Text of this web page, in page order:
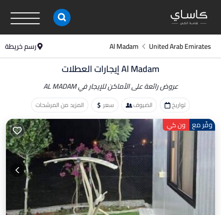
United Arab Emirates
Al Madam رسم خريطة
Al Madam إيجارات العطلات
عروض رائعة على الأماكنللإيجار في AL MADAM
تواريخ الضيوف سعر المزيد من المرشحات
وفّر مع ون كي